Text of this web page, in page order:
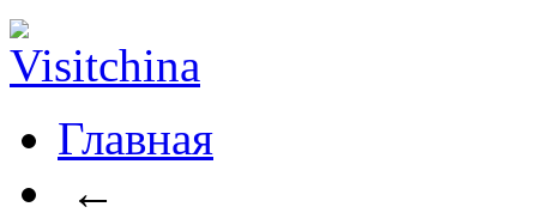
Главная
←